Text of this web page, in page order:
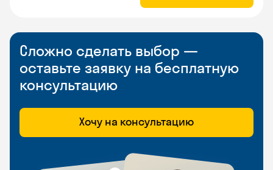
Сложно сделать выбор —
оставьте заявку на бесплатную
консультацию
Хочу на консультацию